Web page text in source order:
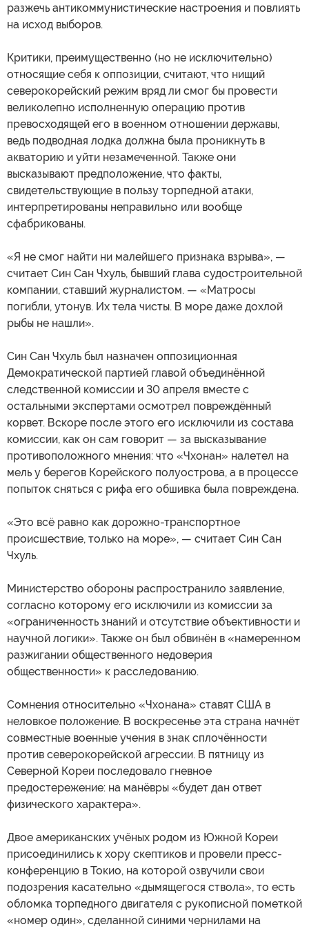
разжечь антикоммунистические настроения и повлиять
на исход выборов.
Критики, преимущественно (но не исключительно)
относящие себя к оппозиции, считают, что нищий
северокорейский режим вряд ли смог бы провести
великолепно исполненную операцию против
превосходящей его в военном отношении державы,
ведь подводная лодка должна была проникнуть в
акваторию и уйти незамеченной. Также они
высказывают предположение, что факты,
свидетельствующие в пользу торпедной атаки,
интерпретированы неправильно или вообще
сфабрикованы.
«Я не смог найти ни малейшего признака взрыва», —
считает Син Сан Чхуль, бывший глава судостроительной
компании, ставший журналистом. — «Матросы
погибли, утонув. Их тела чисты. В море даже дохлой
рыбы не нашли».
Син Сан Чхуль был назначен оппозиционная
Демократической партией главой объединённой
следственной комиссии и 30 апреля вместе с
остальными экспертами осмотрел повреждённый
корвет. Вскоре после этого его исключили из состава
комиссии, как он сам говорит — за высказывание
противоположного мнения: что «Чхонан» налетел на
мель у берегов Корейского полуострова, а в процессе
попыток сняться с рифа его обшивка была повреждена.
«Это всё равно как дорожно-транспортное
происшествие, только на море», — считает Син Сан
Чхуль.
Министерство обороны распространило заявление,
согласно которому его исключили из комиссии за
«ограниченность знаний и отсутствие объективности и
научной логики». Также он был обвинён в «намеренном
разжигании общественного недоверия
общественности» к расследованию.
Сомнения относительно «Чхонана» ставят США в
неловкое положение. В воскресенье эта страна начнёт
совместные военные учения в знак сплочённости
против северокорейской агрессии. В пятницу из
Северной Кореи последовало гневное
предостережение: на манёвры «будет дан ответ
физического характера».
Двое американских учёных родом из Южной Кореи
присоединились к хору скептиков и провели пресс-
конференцию в Токио, на которой озвучили свои
подозрения касательно «дымящегося ствола», то есть
обломка торпедного двигателя с рукописной пометкой
«номер один», сделанной синими чернилами на